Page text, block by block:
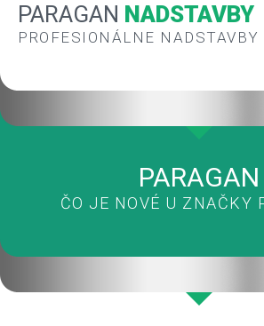
PARAGAN NADSTAVBY
PROFESIONÁLNE NADSTAVBY
PARAGAN
ČO JE NOVÉ U ZNAČKY